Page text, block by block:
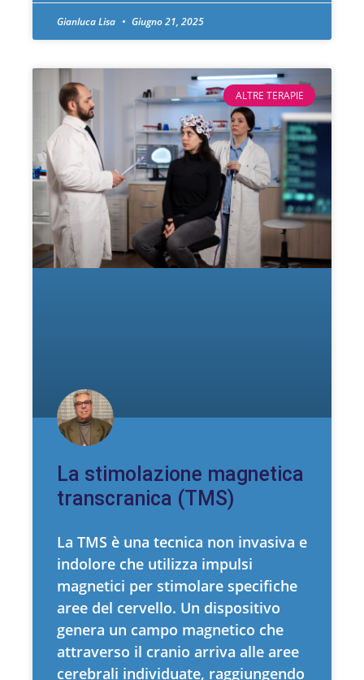
Gianluca Lisa Giugno 21, 2025
ALTRE TERAPIE
La stimolazione magnetica
transcranica (TMS)
La TMS è una tecnica non invasiva e
indolore che utilizza impulsi
magnetici per stimolare specifiche
aree del cervello. Un dispositivo
genera un campo magnetico che
attraverso il cranio arriva alle aree
cerebrali individuate, raggiungendo